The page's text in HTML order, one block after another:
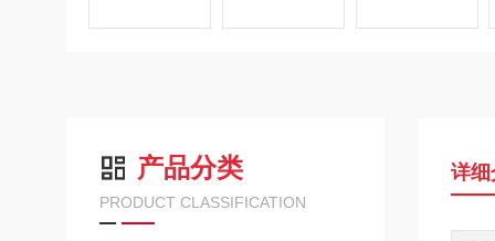
产品分类
PRODUCT CLASSIFICATION
详细